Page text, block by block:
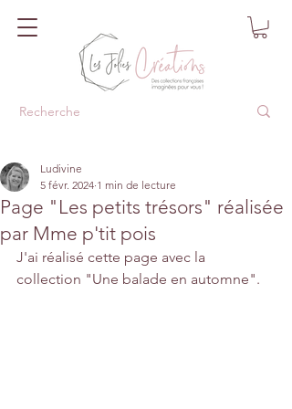
Page "Les petits trésors" réalisée
par Mme p'tit pois
Ludivine
5 févr. 2024 1 min de lecture
J'ai réalisé cette page avec la
collection "Une balade en automne".